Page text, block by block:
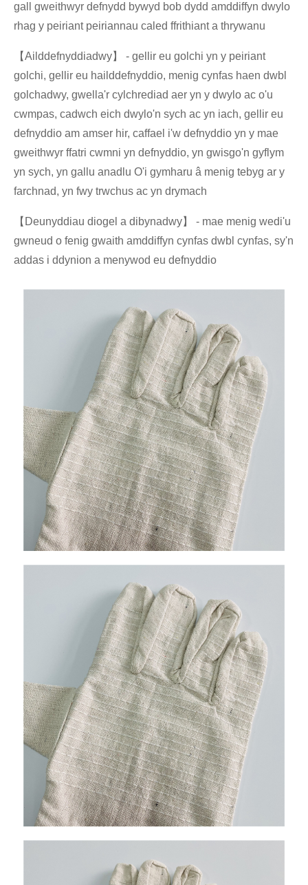
gall gweithwyr defnydd bywyd bob dydd amddiffyn dwylo
rhag y peiriant peiriannau caled ffrithiant a thrywanu
【Ailddefnyddiadwy】 - gellir eu golchi yn y peiriant
golchi, gellir eu hailddefnyddio, menig cynfas haen dwbl
golchadwy, gwella'r cylchrediad aer yn y dwylo ac o'u
cwmpas, cadwch eich dwylo'n sych ac yn iach, gellir eu
defnyddio am amser hir, caffael i'w defnyddio yn y mae
gweithwyr ffatri cwmni yn defnyddio, yn gwisgo'n gyflym
yn sych, yn gallu anadlu O'i gymharu â menig tebyg ar y
farchnad, yn fwy trwchus ac yn drymach
【Deunyddiau diogel a dibynadwy】 - mae menig wedi'u
gwneud o fenig gwaith amddiffyn cynfas dwbl cynfas, sy'n
addas i ddynion a menywod eu defnyddio